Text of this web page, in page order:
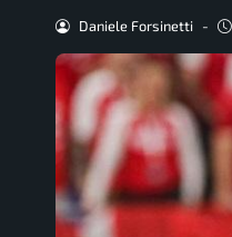
Daniele Forsinetti -